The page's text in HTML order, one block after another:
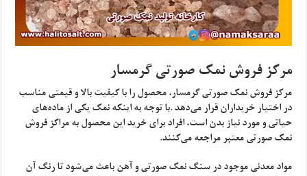
مرکز فروش نمک صورتی گرمسار
مرکز فروش نمک صورتی گرمسار، محصول را با کیفیت بالا و قیمتی مناسب
در اختیار خریداران قرار می‌دهد .با توجه به اینکه نمک یکی از ماده‌های
حیاتی و مورد نیاز بدن است، افراد برای خرید این محصول به مراکز فروش
نمک صورتی معتبر مراجعه می‌کنند.
مواد معدنی موجود در سنگ نمک صورتی و آهن باعث می‌شود تا رنگ آن